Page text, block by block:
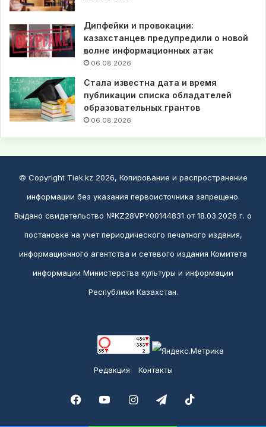
Дипфейки и провокации:
казахстанцев предупредили о новой
волне информационных атак
06.08.2026
Стала известна дата и время
публикации списка обладателей
образовательных грантов
06.08.2026
© Copyright Tiek.kz 2026, Копирование и распространение
информации без указания первоисточника запрещено.
Выдано свидетельство №KZ28VPY00144831 от 18.03.2026 г. о
постановке на учет периодического печатного издания,
информационного агентства и сетевого издания Комитета
информации Министерства культуры и информации
Республики Казахстан.
Редакция Контакты
FacebookYouTubeInstagramTelegram